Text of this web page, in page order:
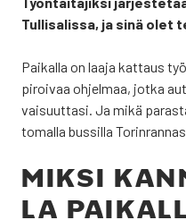
Tul­li­sa­lis­sa, ja sinä olet
Pai­kal­la on laa­ja kat­taus
pi­roi­vaa ohjel­maa, jot­ka
vai­suut­ta­si. Ja mikä
to­mal­la bus­sil­la
MIK­SI
LA